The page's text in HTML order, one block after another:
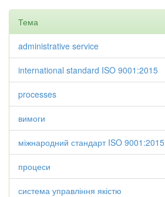
Тема
administrative service
international standard ISO 9001:2015
processes
вимоги
міжнародний стандарт ISO 9001:2015
процеси
система управління якістю